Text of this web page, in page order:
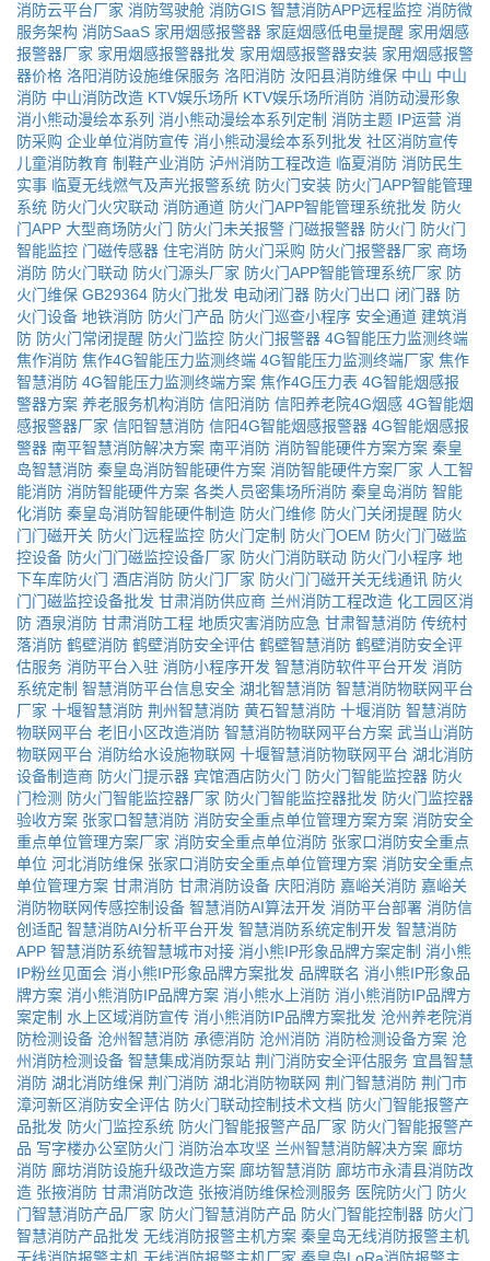
消防云平台厂家 消防驾驶舱 消防GIS 智慧消防APP远程监控 消防微
服务架构 消防SaaS 家用烟感报警器 家庭烟感低电量提醒 家用烟感
报警器厂家 家用烟感报警器批发 家用烟感报警器安装 家用烟感报警
器价格 洛阳消防设施维保服务 洛阳消防 汝阳县消防维保 中山 中山
消防 中山消防改造 KTV娱乐场所 KTV娱乐场所消防 消防动漫形象
消小熊动漫绘本系列 消小熊动漫绘本系列定制 消防主题 IP运营 消
防采购 企业单位消防宣传 消小熊动漫绘本系列批发 社区消防宣传
儿童消防教育 制鞋产业消防 泸州消防工程改造 临夏消防 消防民生
实事 临夏无线燃气及声光报警系统 防火门安装 防火门APP智能管理
系统 防火门火灾联动 消防通道 防火门APP智能管理系统批发 防火
门APP 大型商场防火门 防火门未关报警 门磁报警器 防火门 防火门
智能监控 门磁传感器 住宅消防 防火门采购 防火门报警器厂家 商场
消防 防火门联动 防火门源头厂家 防火门APP智能管理系统厂家 防
火门维保 GB29364 防火门批发 电动闭门器 防火门出口 闭门器 防
火门设备 地铁消防 防火门产品 防火门巡查小程序 安全通道 建筑消
防 防火门常闭提醒 防火门监控 防火门报警器 4G智能压力监测终端
焦作消防 焦作4G智能压力监测终端 4G智能压力监测终端厂家 焦作
智慧消防 4G智能压力监测终端方案 焦作4G压力表 4G智能烟感报
警器方案 养老服务机构消防 信阳消防 信阳养老院4G烟感 4G智能烟
感报警器厂家 信阳智慧消防 信阳4G智能烟感报警器 4G智能烟感报
警器 南平智慧消防解决方案 南平消防 消防智能硬件方案方案 秦皇
岛智慧消防 秦皇岛消防智能硬件方案 消防智能硬件方案厂家 人工智
能消防 消防智能硬件方案 各类人员密集场所消防 秦皇岛消防 智能
化消防 秦皇岛消防智能硬件制造 防火门维修 防火门关闭提醒 防火
门门磁开关 防火门远程监控 防火门定制 防火门OEM 防火门门磁监
控设备 防火门门磁监控设备厂家 防火门消防联动 防火门小程序 地
下车库防火门 酒店消防 防火门厂家 防火门门磁开关无线通讯 防火
门门磁监控设备批发 甘肃消防供应商 兰州消防工程改造 化工园区消
防 酒泉消防 甘肃消防工程 地质灾害消防应急 甘肃智慧消防 传统村
落消防 鹤壁消防 鹤壁消防安全评估 鹤壁智慧消防 鹤壁消防安全评
估服务 消防平台入驻 消防小程序开发 智慧消防软件平台开发 消防
系统定制 智慧消防平台信息安全 湖北智慧消防 智慧消防物联网平台
厂家 十堰智慧消防 荆州智慧消防 黄石智慧消防 十堰消防 智慧消防
物联网平台 老旧小区改造消防 智慧消防物联网平台方案 武当山消防
物联网平台 消防给水设施物联网 十堰智慧消防物联网平台 湖北消防
设备制造商 防火门提示器 宾馆酒店防火门 防火门智能监控器 防火
门检测 防火门智能监控器厂家 防火门智能监控器批发 防火门监控器
验收方案 张家口智慧消防 消防安全重点单位管理方案方案 消防安全
重点单位管理方案厂家 消防安全重点单位消防 张家口消防安全重点
单位 河北消防维保 张家口消防安全重点单位管理方案 消防安全重点
单位管理方案 甘肃消防 甘肃消防设备 庆阳消防 嘉峪关消防 嘉峪关
消防物联网传感控制设备 智慧消防AI算法开发 消防平台部署 消防信
创适配 智慧消防AI分析平台开发 智慧消防系统定制开发 智慧消防
APP 智慧消防系统智慧城市对接 消小熊IP形象品牌方案定制 消小熊
IP粉丝见面会 消小熊IP形象品牌方案批发 品牌联名 消小熊IP形象品
牌方案 消小熊消防IP品牌方案 消小熊水上消防 消小熊消防IP品牌方
案定制 水上区域消防宣传 消小熊消防IP品牌方案批发 沧州养老院消
防检测设备 沧州智慧消防 承德消防 沧州消防 消防检测设备方案 沧
州消防检测设备 智慧集成消防泵站 荆门消防安全评估服务 宜昌智慧
消防 湖北消防维保 荆门消防 湖北消防物联网 荆门智慧消防 荆门市
漳河新区消防安全评估 防火门联动控制技术文档 防火门智能报警产
品批发 防火门监控系统 防火门智能报警产品厂家 防火门智能报警产
品 写字楼办公室防火门 消防治本攻坚 兰州智慧消防解决方案 廊坊
消防 廊坊消防设施升级改造方案 廊坊智慧消防 廊坊市永清县消防改
造 张掖消防 甘肃消防改造 张掖消防维保检测服务 医院防火门 防火
门智慧消防产品厂家 防火门智慧消防产品 防火门智能控制器 防火门
智慧消防产品批发 无线消防报警主机方案 秦皇岛无线消防报警主机